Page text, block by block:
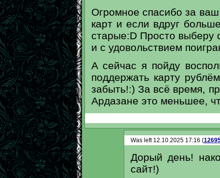
Огромное спасибо за
карт и если вдруг
старые:D Просто
и с удовольствием
А сейчас я пойду
поддержать карту
забыть!:) За всё время,
Ардазане это меньшее,
Was left 12.10.2025 17:16 (
Дорый день!
сайт!)